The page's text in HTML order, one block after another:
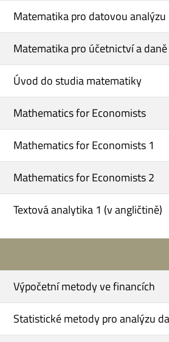
Matematika pro datovou analýzu
Matematika pro účetnictví a daně
Úvod do studia matematiky
Mathematics for Economists
Mathematics for Economists 1
Mathematics for Economists 2
Textová analytika 1 (v angličtině)
Výpočetní metody ve financích
Statistické metody pro analýzu